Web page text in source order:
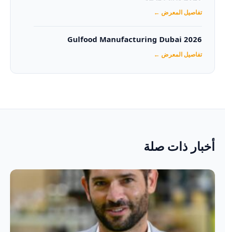
تفاصيل المعرض ←
Gulfood Manufacturing Dubai 2026‏
تفاصيل المعرض ←
أخبار ذات صلة